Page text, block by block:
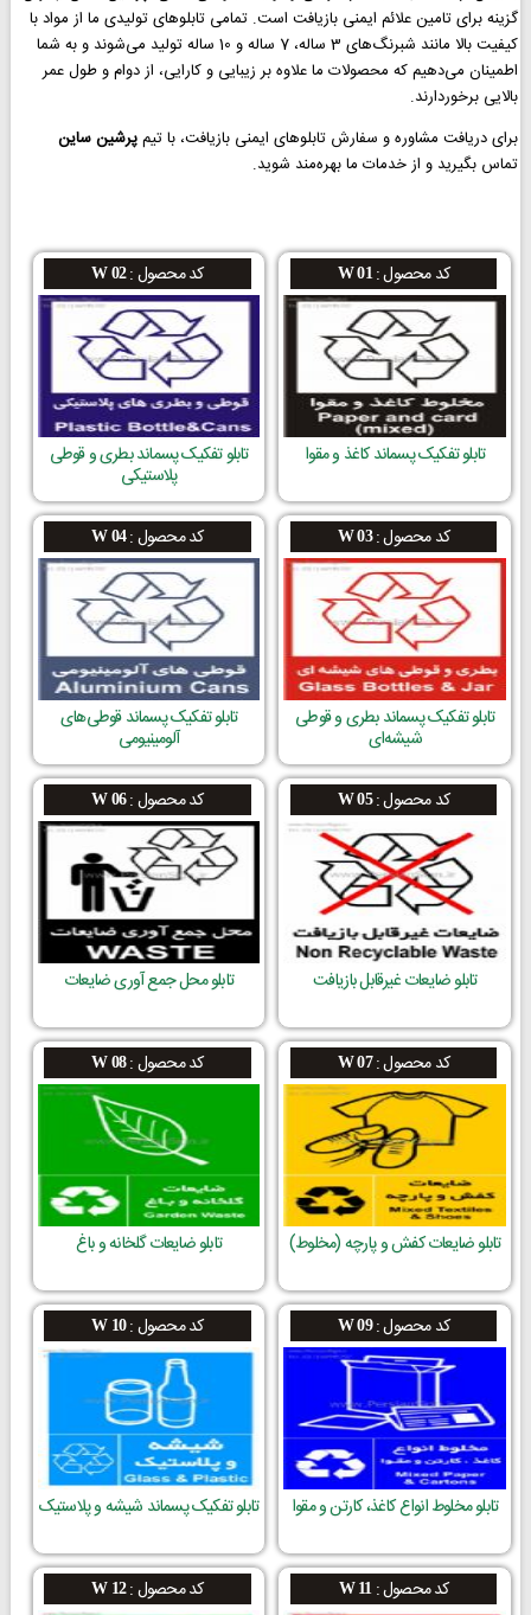
گزینه برای تامین علائم ایمنی بازیافت است. تمامی تابلوهای تولیدی ما از مواد با
کیفیت بالا مانند شبرنگ‌های 3 ساله، 7 ساله و 10 ساله تولید می‌شوند و به شما
اطمینان می‌دهیم که محصولات ما علاوه بر زیبایی و کارایی، از دوام و طول عمر
بالایی برخوردارند.
برای دریافت مشاوره و سفارش تابلوهای ایمنی بازیافت، با تیمپرشین ساین
تماس بگیرید و از خدمات ما بهره‌مند شوید.
کد محصول :W 01
تابلو تفکیک پسماند کاغذ و مقوا
کد محصول :W 02
تابلو تفکیک پسماند بطری و قوطی
پلاستیکی
کد محصول :W 03
تابلو تفکیک پسماند بطری و قوطی
شیشه‌ای
کد محصول :W 04
تابلو تفکیک پسماند قوطی‌های
آلومینیومی
کد محصول :W 05
تابلو ضایعات غیرقابل بازیافت
کد محصول :W 06
تابلو محل جمع آوری ضایعات
کد محصول :W 07
تابلو ضایعات کفش و پارچه (مخلوط)
کد محصول :W 08
تابلو ضایعات گلخانه و باغ
کد محصول :W 09
تابلو مخلوط انواع کاغذ، کارتن و مقوا
کد محصول :W 10
تابلو تفکیک پسماند شیشه و پلاستیک
کد محصول :W 11 کد محصول :W 12